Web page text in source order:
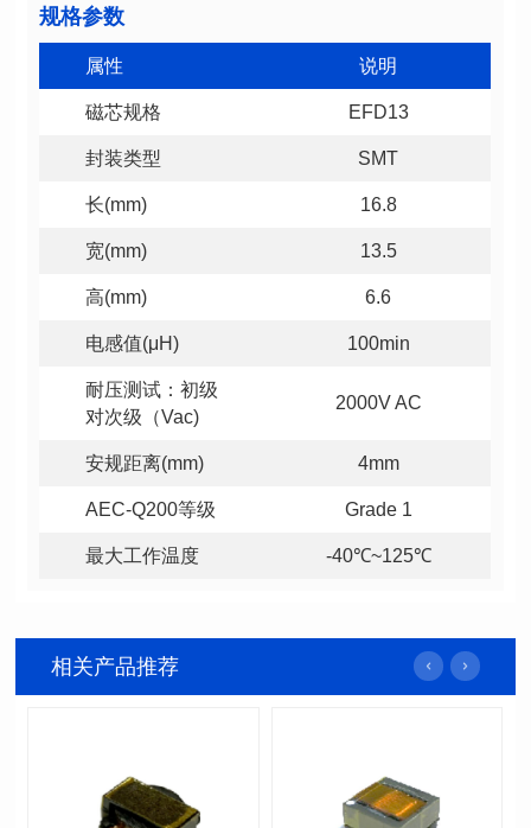
规格参数
属性 说明
磁芯规格 EFD13
封装类型 SMT
长(mm) 16.8
宽(mm) 13.5
高(mm) 6.6
电感值(μH) 100min
对次级（Vac)
2000V AC
安规距离(mm) 4mm
AEC-Q200等级 Grade 1
最大工作温度 -40℃~125℃
相关产品推荐